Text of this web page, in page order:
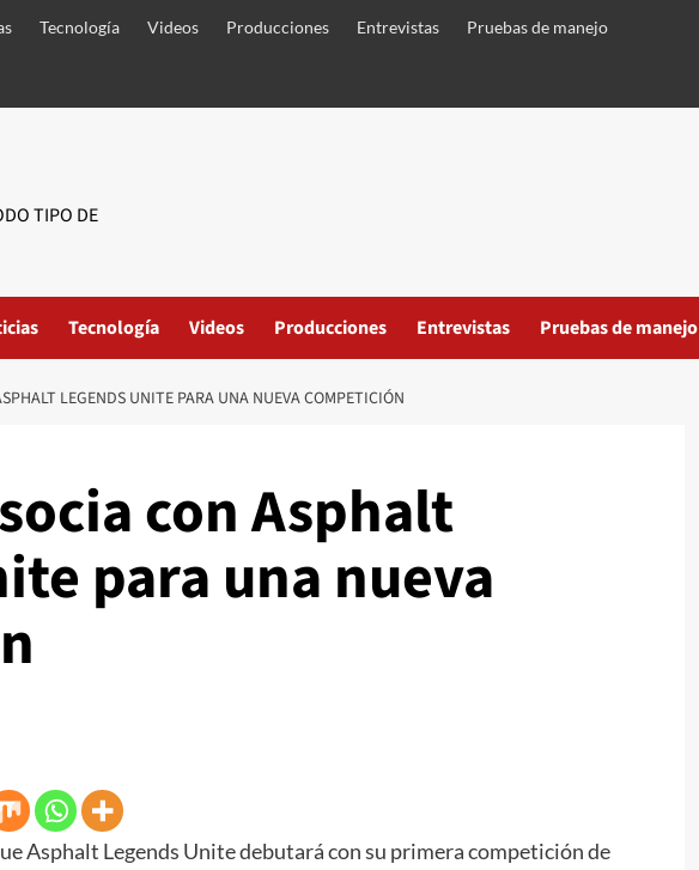
Tecnología Videos Producciones Entrevistas Pruebas de manejo
TIPO DE
Tecnología Videos Producciones Entrevistas Pruebas de manejo
LEGENDS UNITE PARA UNA NUEVA COMPETICIÓN
con Asphalt
para una nueva
Asphalt Legends Unite debutará con su primera competición de